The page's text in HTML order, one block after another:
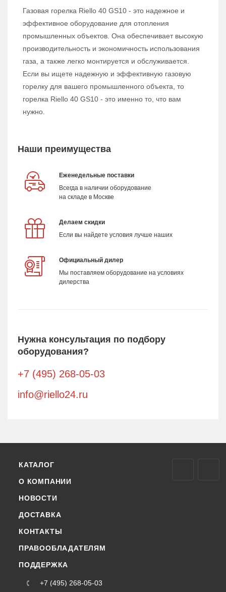
Газовая горелка Riello 40 GS10 - это надежное и
эффективное оборудование для отопления
промышленных объектов. Она обеспечивает высокую
производительность и экономичность использования
газа, а также легко монтируется и обслуживается.
Если вы ищете надежную и эффективную газовую
горелку для вашего промышленного объекта, то
горелка Riello 40 GS10 - это именно то, что вам
нужно.
Наши преимущества
Еженедельные поставки
Всегда в наличии оборудование
на складе в Москве
Делаем скидки
Если вы найдете условия лучше наших
Официальный дилер
Мы поставляем оборудование на условиях
дилерства
Нужна консультация по подбору
оборудования?
+7 (495) 268-05-03
info@riello24.ru
КАТАЛОГ
О КОМПАНИИ
НОВОСТИ
ДОСТАВКА
КОНТАКТЫ
ПРАВООБЛАДАТЕЛЯМ
ПОДДЕРЖКА
+7 (495) 268-05-03